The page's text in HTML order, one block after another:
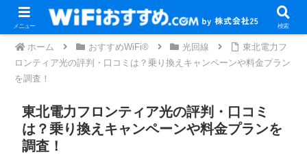
ホーム おすすめWiFi® 光回線
東北電力フ
ロンティア光の評判・口コミは？乗り換えキャンペーンや料金プラン
を調査！
東北電力フロンティア光の評判・口コミ
は？乗り換えキャンペーンや料金プランを
調査！
メニュー 検索